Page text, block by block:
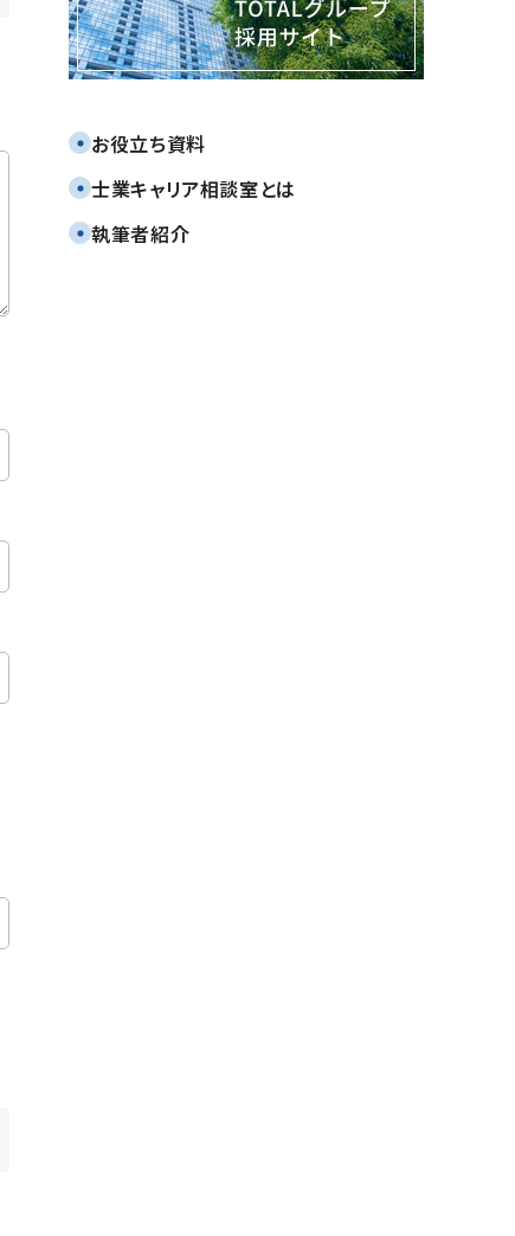
合同就職説明会に参加しま
す【TAC主催：8月7日（東
TOTAL Groupオンライン
会社説明会(7月・8月)のご
お役立ち資料
士業キャリア相談室とは
執筆者紹介